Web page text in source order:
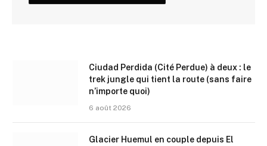
Ciudad Perdida (Cité Perdue) à deux : le
trek jungle qui tient la route (sans faire
n’importe quoi)
6 août 2026
Glacier Huemul en couple depuis El